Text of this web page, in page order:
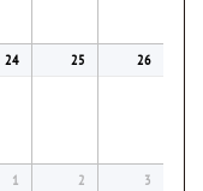
24 25 26
1 2 3